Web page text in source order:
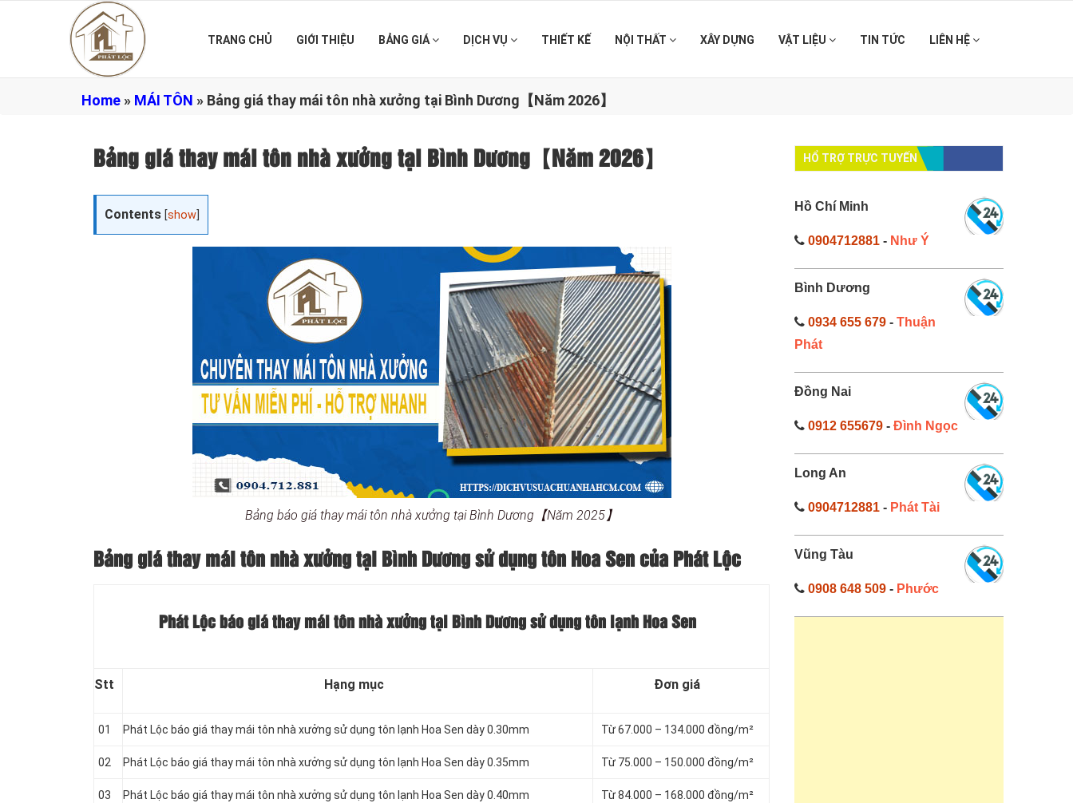
TRANG CHỦ GIỚI THIỆU BẢNG GIÁ DỊCH VỤ THIẾT KẾ NỘI THẤT XÂY DỰNG VẬT LIỆU TIN TỨC LIÊN HỆ
Home » MÁI TÔN » Bảng giá thay mái tôn nhà xưởng tại Bình Dương【Năm 2026】
Bảng giá thay mái tôn nhà xưởng tại Bình Dương【Năm 2026】
Contents [show
Bảng báo giá thay mái tôn nhà xưởng tại Bình Dương【Năm 2025】
Bảng giá thay mái tôn nhà xưởng tại Bình Dương sử dụng tôn Hoa Sen của Phát Lộc
Phát Lộc báo giá thay mái tôn nhà xưởng tại Bình Dương sử dụng tôn lạnh Hoa Sen
Stt Hạng mục Đơn giá
01 Phát Lộc báo giá thay mái tôn nhà xưởng sử dụng tôn lạnh Hoa Sen dày 0.30mm Từ 67.000 – 134.000 đồng/m²
02 Phát Lộc báo giá thay mái tôn nhà xưởng sử dụng tôn lạnh Hoa Sen dày 0.35mm Từ 75.000 – 150.000 đồng/m²
03 Phát Lộc báo giá thay mái tôn nhà xưởng sử dụng tôn lạnh Hoa Sen dày 0.40mm Từ 84.000 – 168.000 đồng/m²
HỔ TRỢ TRỰC TUYẾN
Hồ Chí Minh
0904712881- Như Ý
Bình Dương
0934 655 679- Thuận
Phát
Đồng Nai
0912 655679- Đình Ngọc
Long An
0904712881- Phát Tài
Vũng Tàu
0908 648 509- Phước